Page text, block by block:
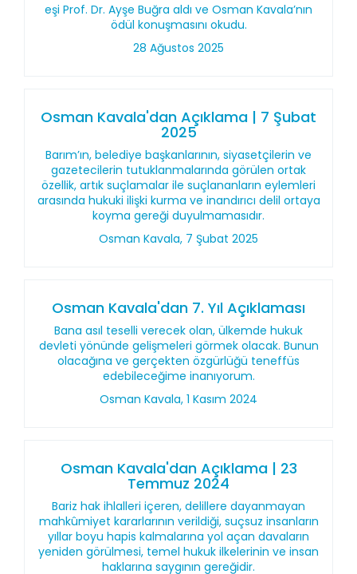
eşi Prof. Dr. Ayşe Buğra aldı ve Osman Kavala’nın
ödül konuşmasını okudu.
28 Ağustos 2025
Osman Kavala'dan Açıklama | 7 Şubat
2025
Barım’ın, belediye başkanlarının, siyasetçilerin ve
gazetecilerin tutuklanmalarında görülen ortak
özellik, artık suçlamalar ile suçlananların eylemleri
arasında hukuki ilişki kurma ve inandırıcı delil ortaya
koyma gereği duyulmamasıdır.
Osman Kavala, 7 Şubat 2025
Osman Kavala'dan 7. Yıl Açıklaması
Bana asıl teselli verecek olan, ülkemde hukuk
devleti yönünde gelişmeleri görmek olacak. Bunun
olacağına ve gerçekten özgürlüğü teneffüs
edebileceğime inanıyorum.
Osman Kavala, 1 Kasım 2024
Osman Kavala'dan Açıklama | 23
Temmuz 2024
Bariz hak ihlalleri içeren, delillere dayanmayan
mahkûmiyet kararlarının verildiği, suçsuz insanların
yıllar boyu hapis kalmalarına yol açan davaların
yeniden görülmesi, temel hukuk ilkelerinin ve insan
haklarına saygının gereğidir.